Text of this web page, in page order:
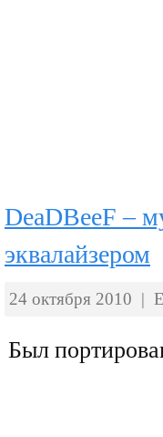
DeaDBeeF –
эквалайзером
24 октября 2010 |
Был